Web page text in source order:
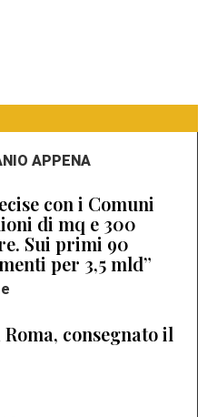
APPENA
con i Comuni
di mq e 300
Sui primi 90
per 3,5 mld”
consegnato il